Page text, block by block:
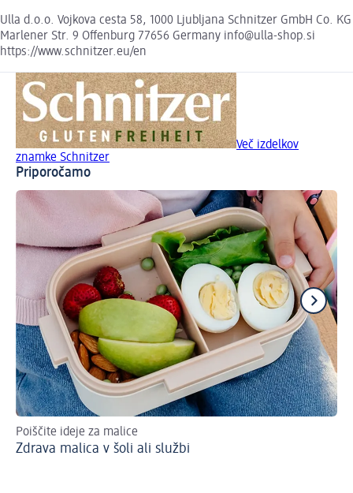
Ulla d.o.o. Vojkova cesta 58, 1000 Ljubljana Schnitzer GmbH Co. KG
Marlener Str. 9 Offenburg 77656 Germany info@ulla-shop.si
https://www.schnitzer.eu/en
Več izdelkov
znamke Schnitzer
Priporočamo
Poiščite ideje za malice
Zdrava malica v šoli ali službi